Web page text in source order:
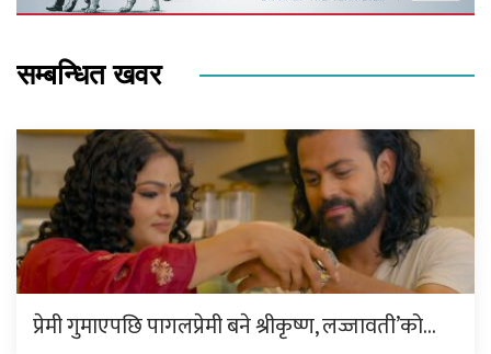
सम्बन्धित खवर
प्रेमी गुमाएपछि पागलप्रेमी बने श्रीकृष्ण, लज्जावती’को…